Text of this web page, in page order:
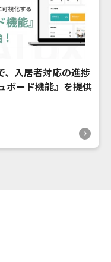
、入居者対応の進捗
ボード機能』を提供